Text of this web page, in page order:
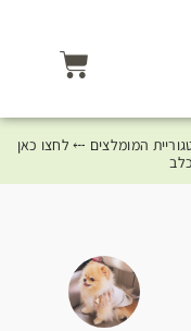
המומלצים ⤎ לחצו כאן